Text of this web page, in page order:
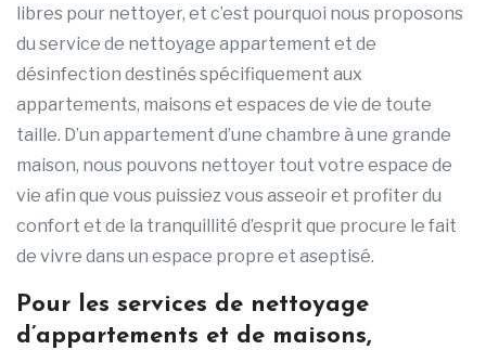
libres pour nettoyer, et c’est pourquoi nous proposons
du service de nettoyage appartement et de
désinfection destinés spécifiquement aux
appartements, maisons et espaces de vie de toute
taille. D’un appartement d’une chambre à une grande
maison, nous pouvons nettoyer tout votre espace de
vie afin que vous puissiez vous asseoir et profiter du
confort et de la tranquillité d’esprit que procure le fait
de vivre dans un espace propre et aseptisé.
Pour les services de nettoyage
d’appartements et de maisons,